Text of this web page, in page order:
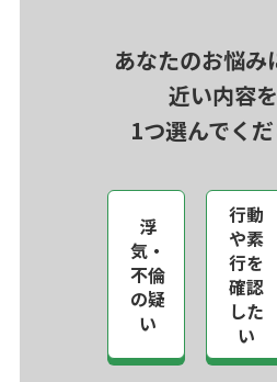
あなたのお悩み
近い内容を
1つ選んでく
浮
気・
不倫
の疑
い
行動
や素
行を
確認
した
い